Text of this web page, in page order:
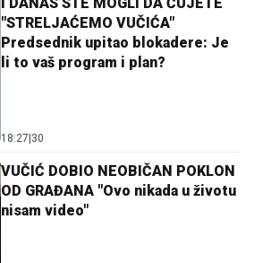
"STRELJAĆEMO VUČIĆA"
Predsednik upitao blokadere: Je
li to vaš program i plan?
18:27 30
VUČIĆ DOBIO NEOBIČAN POKLON
OD GRAĐANA "Ovo nikada u životu
nisam video"